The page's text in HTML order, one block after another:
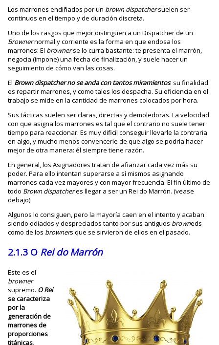
Los marrones endiñados por un brown dispatchersuelen ser
continuos en el tiempo y de duración discreta.
Uno de los rasgos que mejor distinguen a un Dispatcher de un
Brownernormal y corriente es la forma en que endosa los
marrones: El brownerse lo curra bastante: te presenta el marrón,
negocia (impone) una fecha de finalización, y suele hacer un
seguimiento de cómo van las cosas.
El Brown dispatcherno se anda con tantos miramientos: su finalidad
es repartir marrones, y como tales los despacha. Su eficiencia en el
trabajo se mide en la cantidad de marrones colocados por hora.
Sus tácticas suelen ser claras, directas y demoledoras. La velocidad
con que asigna los marrones es tal que el contrario no suele tener
tiempo para reaccionar. Es muy dificil conseguir llevarle la contraria
en algo, y mucho menos convencerle de que algo se podría hacer
mejor de otra manera: él siempre tiene razón.
En general, los Asignadores tratan de afianzar cada vez más su
poder. Para ello intentan superarse a sí mismos asignando
marrones cada vez mayores y con mayor frecuencia. El fin último de
todo Brown dispatcheres llegar a ser un Rei do Marrón. (vease
debajo)
Algunos lo consiguen, pero la mayoría caen en el intento y acaban
siendo odiados y despreciados tanto por sus antiguos browneds
como de los browners que se sirvieron de ellos en el pasado.
2.1.3 O Rei do Marrón
Este es el
browner
supremo. O Rei
se caracteriza
por la
generación de
marrones de
proporciones
titánicas,